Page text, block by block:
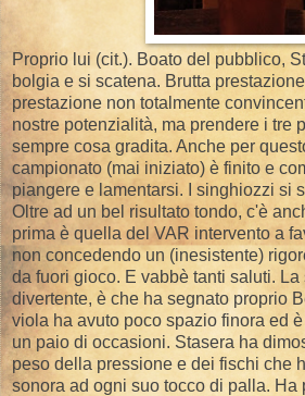
Proprio lui (cit.). Boato del pubblico,
bolgia e si scatena. Brutta
prestazione non totalmente
nostre potenzialità, ma prendere i tre
sempre cosa gradita. Anche per
campionato (mai iniziato) è finito e
piangere e lamentarsi. I singhiozzi si
Oltre ad un bel risultato tondo, c'è
prima è quella del VAR intervento a
non concedendo un (inesistente)
da fuori gioco. E vabbè tanti saluti.
divertente, è che ha segnato proprio
viola ha avuto poco spazio finora ed
un paio di occasioni. Stasera ha
peso della pressione e dei fischi che
sonora ad ogni suo tocco di palla. Ha